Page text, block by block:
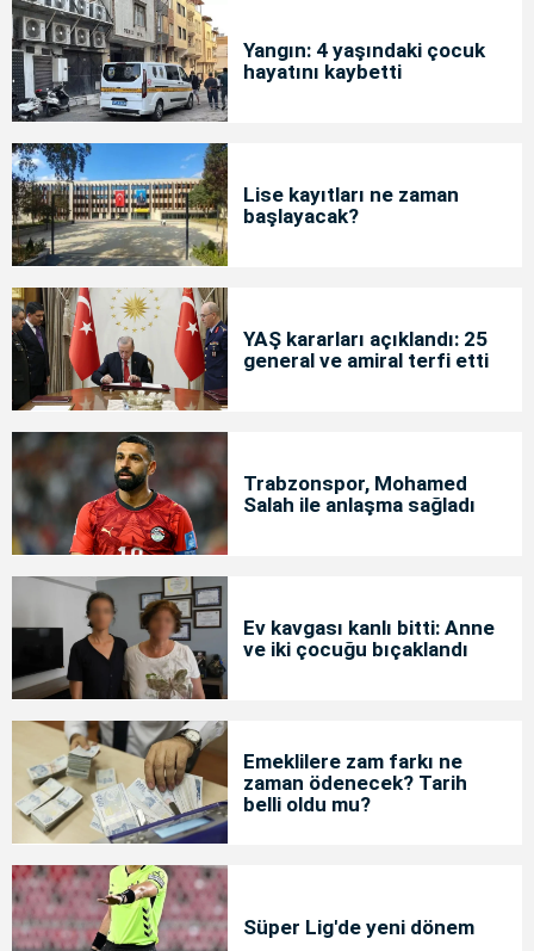
Yangın: 4 yaşındaki çocuk
hayatını kaybetti
Lise kayıtları ne zaman
başlayacak?
YAŞ kararları açıklandı: 25
general ve amiral terfi etti
Trabzonspor, Mohamed
Salah ile anlaşma sağladı
Ev kavgası kanlı bitti: Anne
ve iki çocuğu bıçaklandı
Emeklilere zam farkı ne
zaman ödenecek? Tarih
belli oldu mu?
Süper Lig'de yeni dönem